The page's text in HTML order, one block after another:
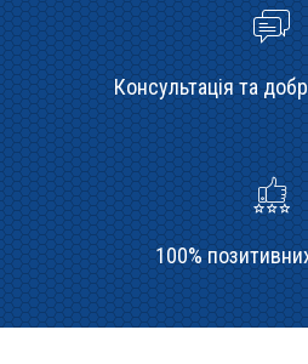
Консультація та
100%